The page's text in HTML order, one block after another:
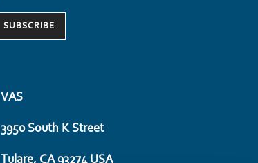
VAS
3950 South K Street
Tulare, CA 93274 USA